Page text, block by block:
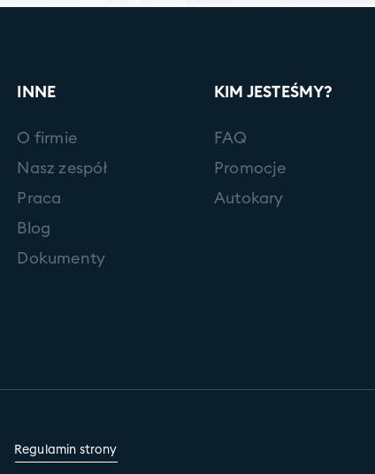
INNE
O firmie
Nasz zespół
Praca
Blog
Dokumenty
KIM JESTEŚMY?
FAQ
Promocje
Autokary
Regulamin strony